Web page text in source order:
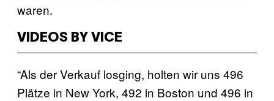
waren.
VIDEOS BY VICE
“Als der Verkauf losging, holten wir uns 496
Plätze in New York, 492 in Boston und 496 in